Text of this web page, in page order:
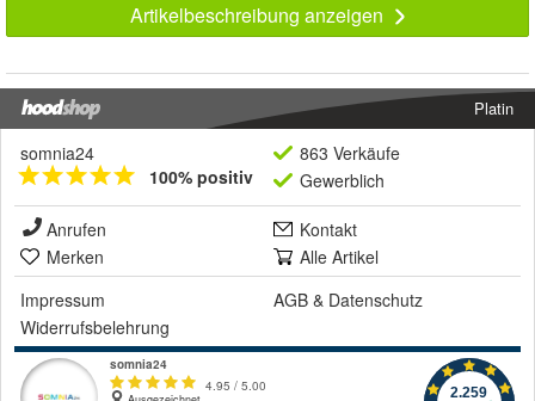
Artikelbeschreibung anzeigen
Platin
somnia24
100% positiv
863 Verkäufe
Gewerblich
Anrufen
Kontakt
Merken
Alle Artikel
Impressum
AGB & Datenschutz
Widerrufsbelehrung